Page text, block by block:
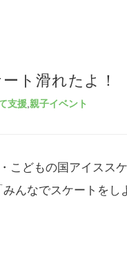
ト滑れたよ！
支援 ,親子イベント
こどもの国アイススケ
んなでスケートをし